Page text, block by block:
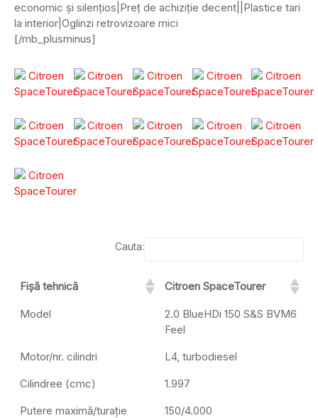
economic și silențios|Preț de achiziție decent||Plastice tari
la interior|Oglinzi retrovizoare mici
[/mb_plusminus]
Cauta:
Fișă tehnică Citroen SpaceTourer
Model
2.0 BlueHDi 150 S&S BVM6
Feel
Motor/nr. cilindri
L4, turbodiesel
Cilindree (cmc)
1.997
Putere maximă/turație
150/4.000